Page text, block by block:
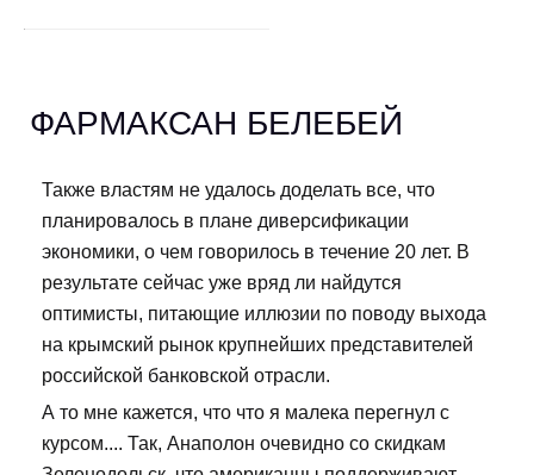
ФАРМАКСАН БЕЛЕБЕЙ
Также властям не удалось доделать все, что
планировалось в плане диверсификации
экономики, о чем говорилось в течение 20 лет. В
результате сейчас уже вряд ли найдутся
оптимисты, питающие иллюзии по поводу выхода
на крымский рынок крупнейших представителей
российской банковской отрасли.
А то мне кажется, что что я малека перегнул с
курсом.... Так, Анаполон очевидно со скидкам